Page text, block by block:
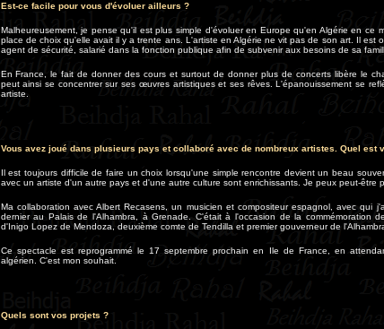
Est-ce facile pour vous d'évoluer ailleurs ?
Malheureusement, je pense qu'il est plus simple d'évoluer en Europe qu'en Algérie en ce
place de choix qu'elle avait il y a trente ans. L'artiste en Algérie ne vit pas de son art. Il est
agent de sécurité, salarié dans la fonction publique afin de subvenir aux besoins de sa
En France, le fait de donner des cours et surtout de donner plus de concerts libère le
peut ainsi se concentrer sur ses œuvres artistiques et ses rêves. L'épanouissement se
artiste.
Vous avez joué dans plusieurs pays et collaboré avec de nombreux artistes. Quel est
Il est toujours difficile de faire un choix lorsqu'une simple rencontre devient un beau
avec un artiste d'un autre pays et d'une autre culture sont enrichissants. Je peux peut-être
Ma collaboration avec Albert Recasens, un musicien et compositeur espagnol, avec qui
dernier au Palais de l'Alhambra, à Grenade. C'était à l'occasion de la commémoration
d'Inigo Lopez de Mendoza, deuxième comte de Tendilla et premier gouverneur de
Ce spectacle est reprogrammé le 17 septembre prochain en Ile de France, en
algérien. C'est mon souhait.
Quels sont vos projets ?